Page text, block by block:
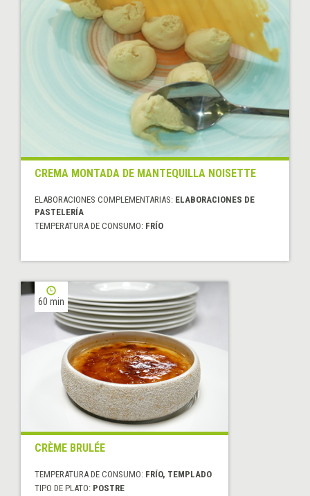
CREMA MONTADA DE MANTEQUILLA NOISETTE
ELABORACIONES COMPLEMENTARIAS: ELABORACIONES DE
PASTELERÍA
TEMPERATURA DE CONSUMO: FRÍO
60 min
CRÈME BRULÉE
TEMPERATURA DE CONSUMO: FRÍO, TEMPLADO
TIPO DE PLATO: POSTRE